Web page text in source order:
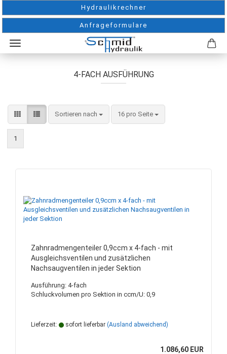
Hydraulikrechner
Anfrageformulare
4-FACH AUSFÜHRUNG
Sortieren nach
Sortieren nach 16 pro Seite
pro Seite
1
Zahnradmengenteiler 0,9ccm x 4-fach - mit
Ausgleichsventilen und zusätzlichen
Nachsaugventilen in jeder Sektion
Ausführung: 4-fach
Schluckvolumen pro Sektion in ccm/U: 0,9
Lieferzeit: sofort lieferbar (Ausland abweichend)
1.086,60 EUR